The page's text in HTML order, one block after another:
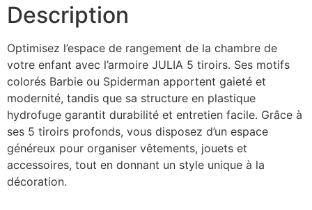
Description
Optimisez l’espace de rangement de la chambre de
votre enfant avec l’armoire JULIA 5 tiroirs. Ses motifs
colorés Barbie ou Spiderman apportent gaieté et
modernité, tandis que sa structure en plastique
hydrofuge garantit durabilité et entretien facile. Grâce à
ses 5 tiroirs profonds, vous disposez d’un espace
généreux pour organiser vêtements, jouets et
accessoires, tout en donnant un style unique à la
décoration.